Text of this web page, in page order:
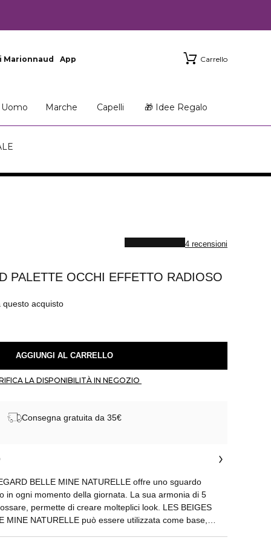
Marionnaud App Carrello
Uomo Marche Capelli 🎁 Idee Regalo
PALETTE OCCHI EFFETTO RADIOSO
4 recensioni
questo acquisto
AGGIUNGI AL CARRELLO
Consegna gratuita da 35€
BELLE MINE NATURELLE offre uno sguardo
in ogni momento della giornata. La sua armonia di 5
permette di creare molteplici look. LES BEIGES
MINE NATURELLE può essere utilizzata come base,